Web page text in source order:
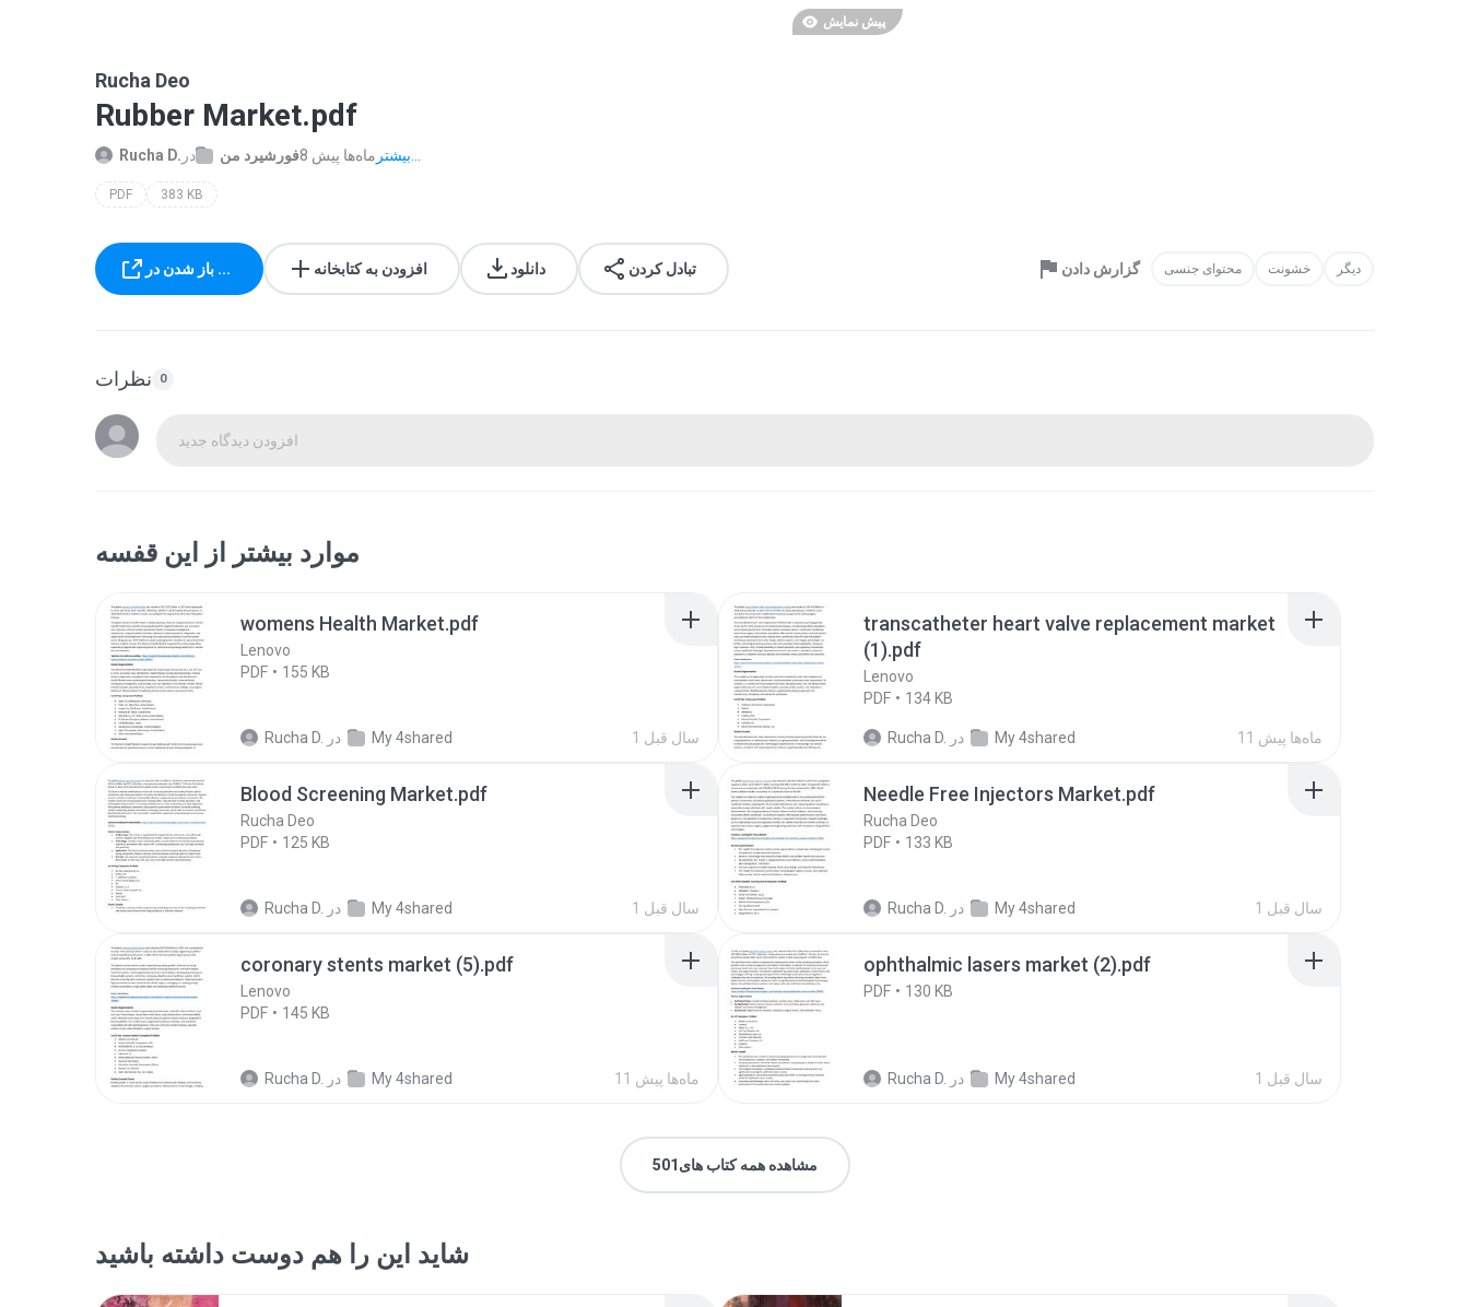
پیش نمایش
Rucha Deo
Rubber Market.pdf
Rucha D. در فورشیرد من 8 ماه‌ها پیش
PDF 383 KB
باز شدن در ... افزودن به کتابخانه دانلود تبادل کردن گزارش دادن محتوای جنسی خشونت دیگر
نظرات 0
افزودن دیدگاه جدید
موارد بیشتر از این قفسه
womens Health Market.pdf
Lenovo
PDF
155 KB
Rucha D. در My 4shared 1 سال‌ قبل
transcatheter heart valve replacement market
(1).pdf
Lenovo
PDF
134 KB
Rucha D. در My 4shared 11 ماه‌ها پیش
Blood Screening Market.pdf
Rucha Deo
PDF
125 KB
Rucha D. در My 4shared 1 سال‌ قبل
Needle Free Injectors Market.pdf
Rucha Deo
PDF
133 KB
Rucha D. در My 4shared 1 سال‌ قبل
coronary stents market (5).pdf
Lenovo
PDF
145 KB
Rucha D. در My 4shared 11 ماه‌ها پیش
ophthalmic lasers market (2).pdf
PDF 130 KB
Rucha D. در My 4shared 1 سال‌ قبل
مشاهده همه کتاب های501
شاید این را هم دوست داشته باشید